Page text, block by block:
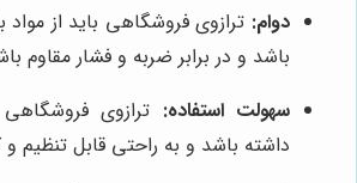
دوام: ترازوی فروشگاهی باید از
باشد و در برابر ضربه و فشار مقاوم
سهولت استفاده: ترازوی
داشته باشد و به راحتی قابل تنظیم و